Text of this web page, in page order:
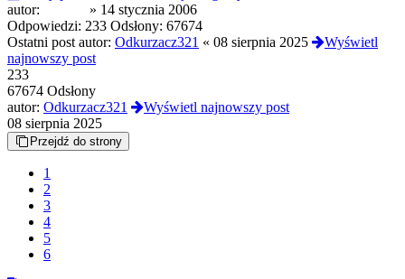
autor:
» 14 stycznia 2006
Odpowiedzi: 233 Odsłony: 67674
Ostatni post autor: Odkurzacz321 « 08 sierpnia 2025
Wyświetl
najnowszy post
233
67674 Odsłony
autor: Odkurzacz321
Wyświetl najnowszy post
08 sierpnia 2025
Przejdź do strony
1
2
3
4
5
6